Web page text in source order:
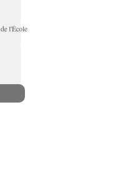
l'École